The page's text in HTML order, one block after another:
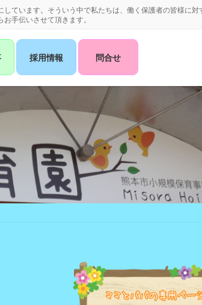
ています。そういう中で私たちは、働く保護者の皆様に対
手伝いさせて頂きます。
採用情報 問合せ